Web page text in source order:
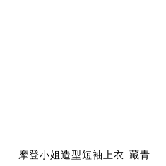
摩登小姐造型短袖上衣-藏青